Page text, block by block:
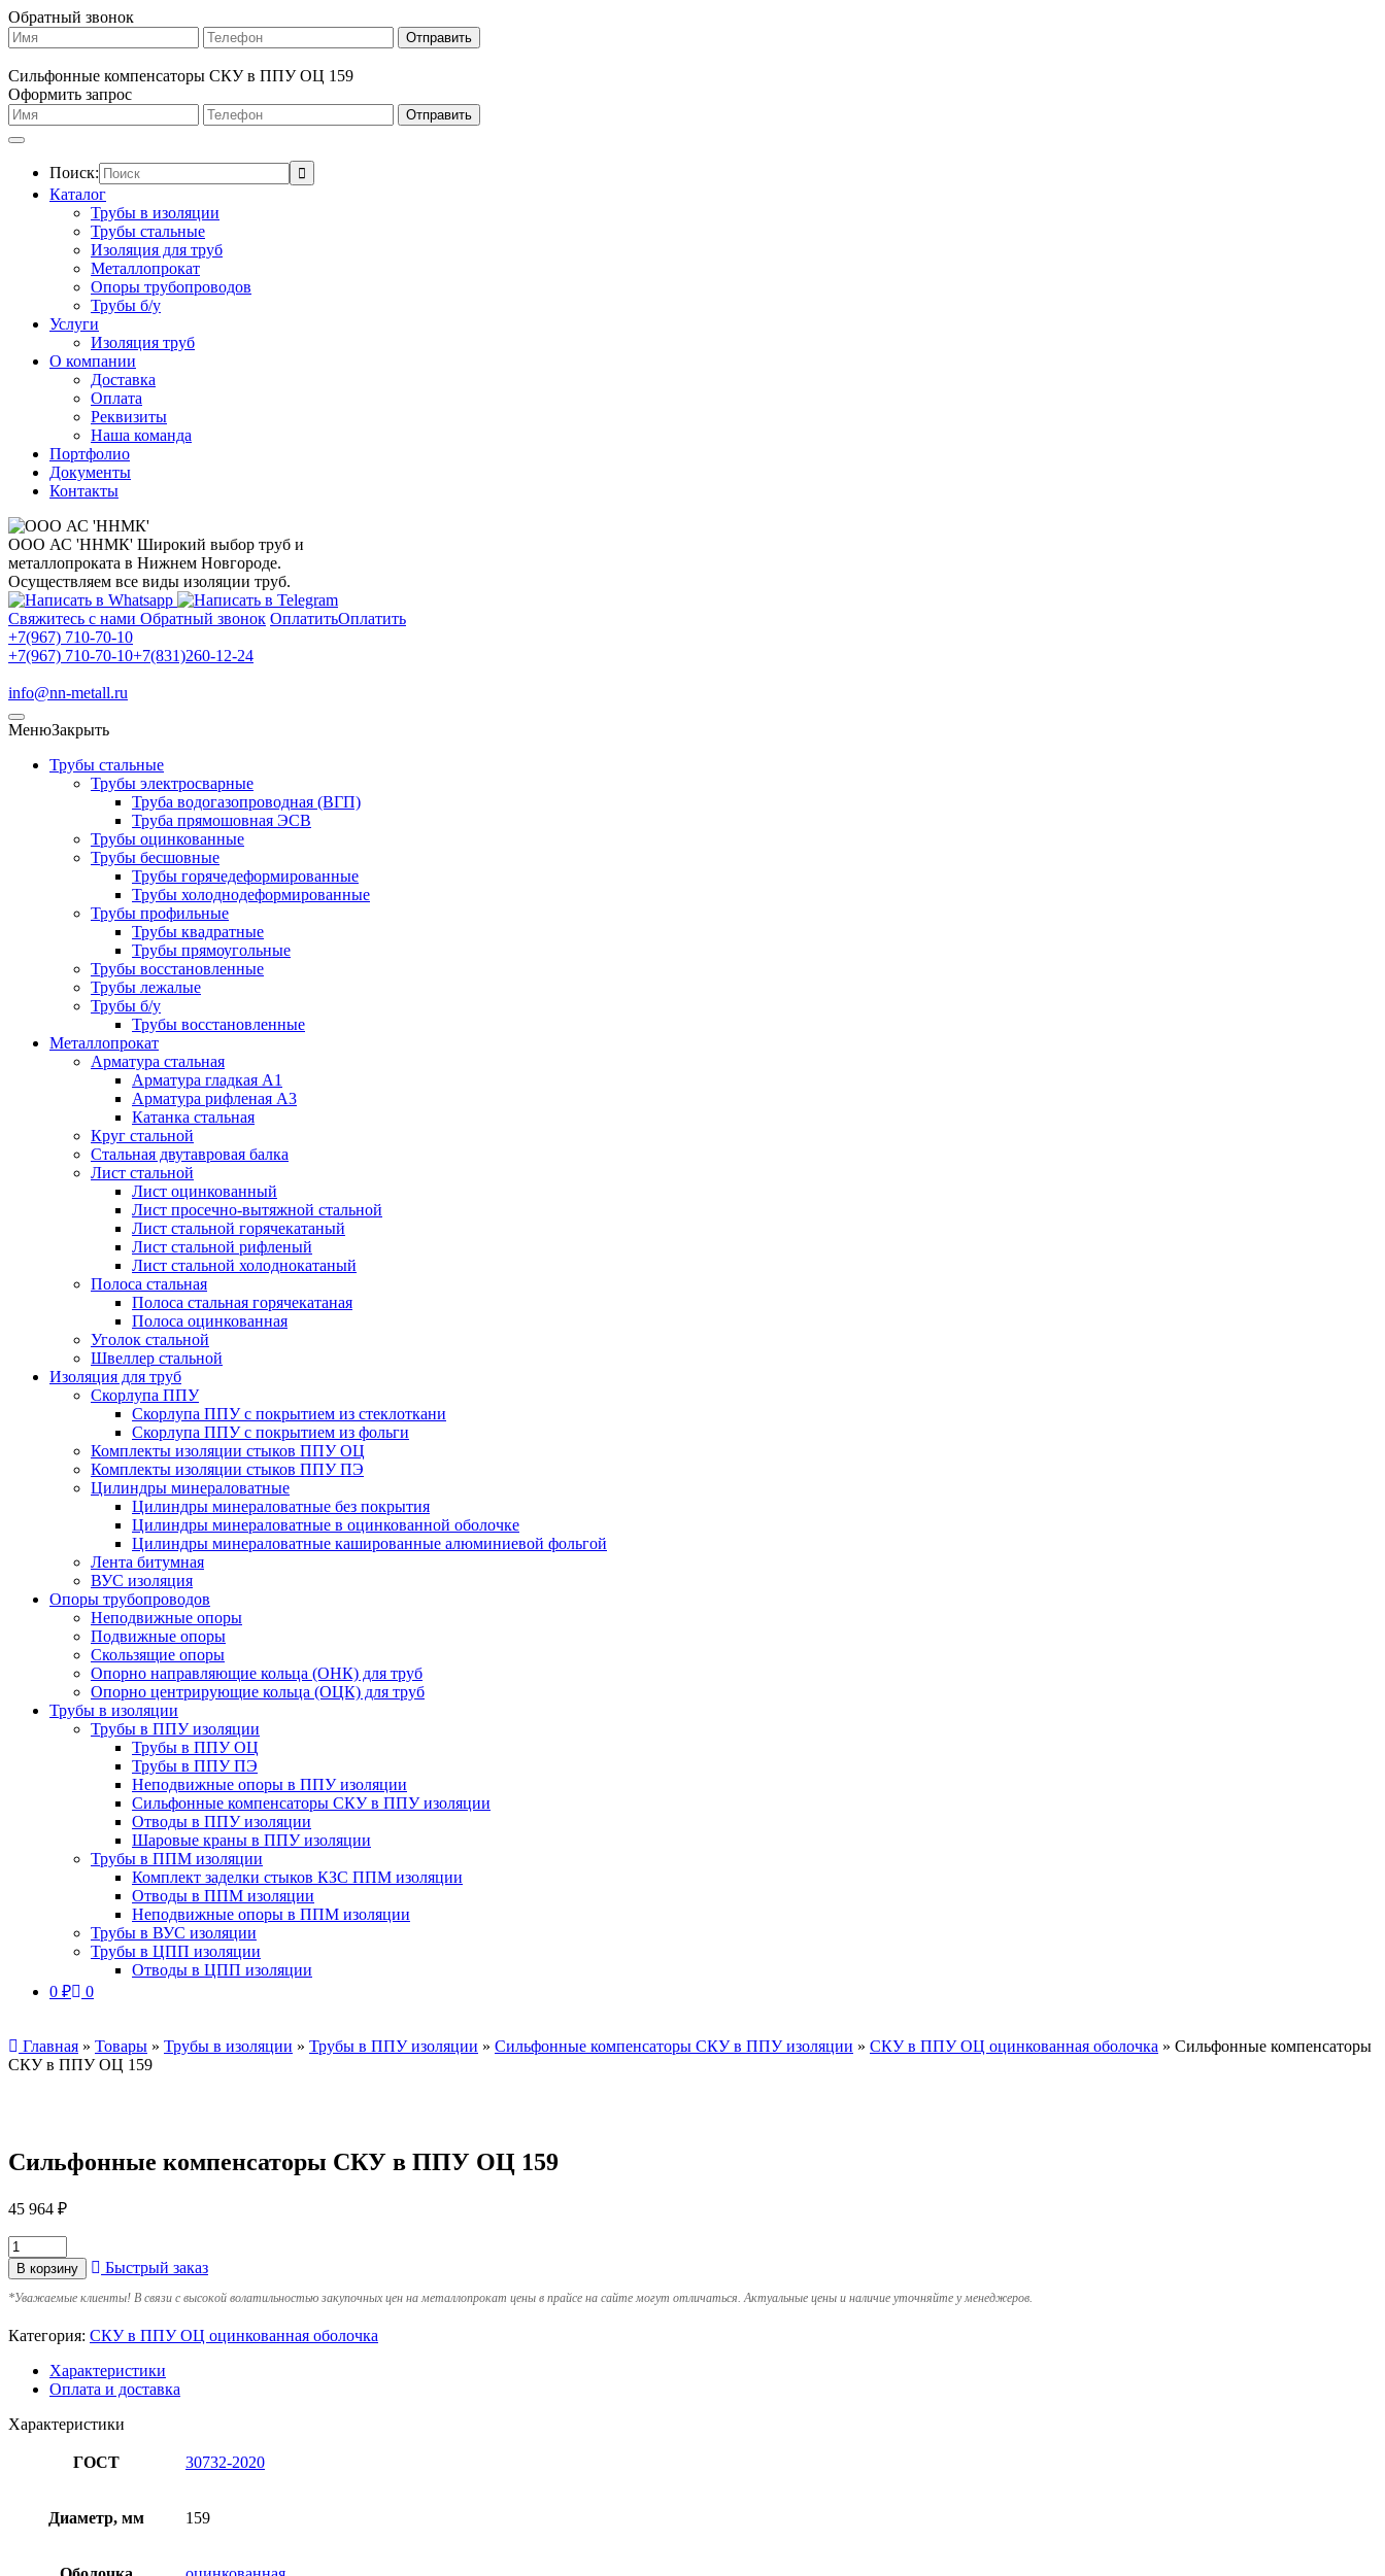
Обратный звонок
Сильфонные компенсаторы СКУ в ППУ ОЦ 159
Оформить запрос
Поиск:
Каталог
Трубы в изоляции
Трубы стальные
Изоляция для труб
Металлопрокат
Опоры трубопроводов
Трубы б/у
Услуги
Изоляция труб
О компании
Доставка
Оплата
Реквизиты
Наша команда
Портфолио
Документы
Контакты
ООО АС 'ННМК' Широкий выбор труб и
металлопроката в Нижнем Новгороде.
Осуществляем все виды изоляции труб.
Свяжитесь с нами Обратный звонок ОплатитьОплатить
+7(967) 710-70-10
+7(967) 710-70-10+7(831)260-12-24
info@nn-metall.ru
МенюЗакрыть
Трубы стальные
Трубы электросварные
Труба водогазопроводная (ВГП)
Труба прямошовная ЭСВ
Трубы оцинкованные
Трубы бесшовные
Трубы горячедеформированные
Трубы холоднодеформированные
Трубы профильные
Трубы квадратные
Трубы прямоугольные
Трубы восстановленные
Трубы лежалые
Трубы б/у
Трубы восстановленные
Металлопрокат
Арматура стальная
Арматура гладкая А1
Арматура рифленая А3
Катанка стальная
Круг стальной
Стальная двутавровая балка
Лист стальной
Лист оцинкованный
Лист просечно-вытяжной стальной
Лист стальной горячекатаный
Лист стальной рифленый
Лист стальной холоднокатаный
Полоса стальная
Полоса стальная горячекатаная
Полоса оцинкованная
Уголок стальной
Швеллер стальной
Изоляция для труб
Скорлупа ППУ
Скорлупа ППУ с покрытием из стеклоткани
Скорлупа ППУ с покрытием из фольги
Комплекты изоляции стыков ППУ ОЦ
Комплекты изоляции стыков ППУ ПЭ
Цилиндры минераловатные
Цилиндры минераловатные без покрытия
Цилиндры минераловатные в оцинкованной оболочке
Цилиндры минераловатные кашированные алюминиевой фольгой
Лента битумная
ВУС изоляция
Опоры трубопроводов
Неподвижные опоры
Подвижные опоры
Скользящие опоры
Опорно направляющие кольца (ОНК) для труб
Опорно центрирующие кольца (ОЦК) для труб
Трубы в изоляции
Трубы в ППУ изоляции
Трубы в ППУ ОЦ
Трубы в ППУ ПЭ
Неподвижные опоры в ППУ изоляции
Сильфонные компенсаторы СКУ в ППУ изоляции
Отводы в ППУ изоляции
Шаровые краны в ППУ изоляции
Трубы в ППМ изоляции
Комплект заделки стыков КЗС ППМ изоляции
Отводы в ППМ изоляции
Неподвижные опоры в ППМ изоляции
Трубы в ВУС изоляции
Трубы в ЦПП изоляции
Отводы в ЦПП изоляции
0 ₽ 0
Главная » Товары » Трубы в изоляции » Трубы в ППУ изоляции » Сильфонные компенсаторы СКУ в ППУ изоляции » СКУ в ППУ ОЦ оцинкованная оболочка » Сильфонные компенсаторы
СКУ в ППУ ОЦ 159
Сильфонные компенсаторы СКУ в ППУ ОЦ 159
45 964 ₽
В корзину Быстрый заказ
*Уважаемые клиенты! В связи с высокой волатильностью закупочных цен на металлопрокат цены в прайсе на сайте могут отличаться. Актуальные цены и наличие уточняйте у менеджеров.
Категория: СКУ в ППУ ОЦ оцинкованная оболочка
Характеристики
Оплата и доставка
Характеристики
ГОСТ 30732-2020
Диаметр, мм 159